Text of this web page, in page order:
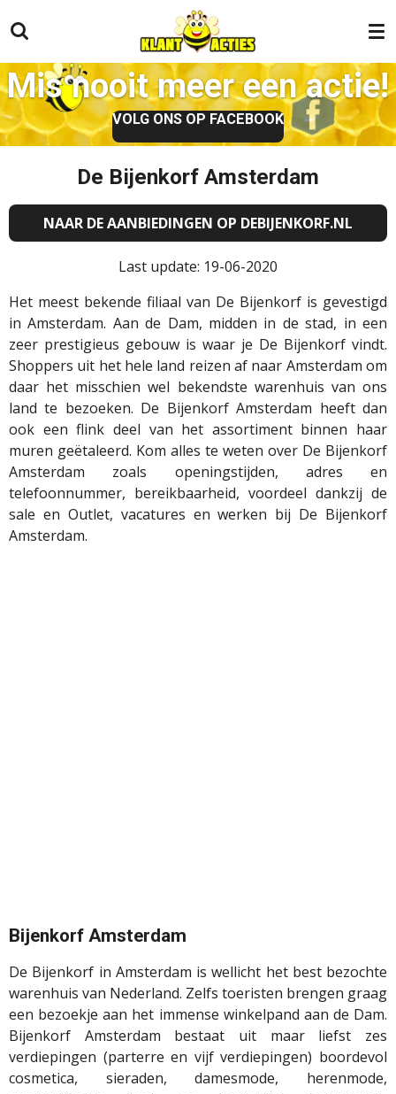
direct
naar
de
hoofdinhoud
Mis nooit meer een actie!
VOLG ONS OP FACEBOOK
De Bijenkorf Amsterdam
NAAR DE AANBIEDINGEN OP DEBIJENKORF.NL
Last update: 19-06-2020
Het meest bekende filiaal van De Bijenkorf is gevestigd
in Amsterdam. Aan de Dam, midden in de stad, in een
zeer prestigieus gebouw is waar je De Bijenkorf vindt.
Shoppers uit het hele land reizen af naar Amsterdam om
daar het misschien wel bekendste warenhuis van ons
land te bezoeken. De Bijenkorf Amsterdam heeft dan
ook een flink deel van het assortiment binnen haar
muren geëtaleerd. Kom alles te weten over De Bijenkorf
Amsterdam zoals openingstijden, adres en
telefoonnummer, bereikbaarheid, voordeel dankzij de
sale en Outlet, vacatures en werken bij De Bijenkorf
Amsterdam.
Bijenkorf Amsterdam
De Bijenkorf in Amsterdam is wellicht het best bezochte
warenhuis van Nederland. Zelfs toeristen brengen graag
een bezoekje aan het immense winkelpand aan de Dam.
Bijenkorf Amsterdam bestaat uit maar liefst zes
verdiepingen (parterre en vijf verdiepingen) boordevol
cosmetica, sieraden, damesmode, herenmode,